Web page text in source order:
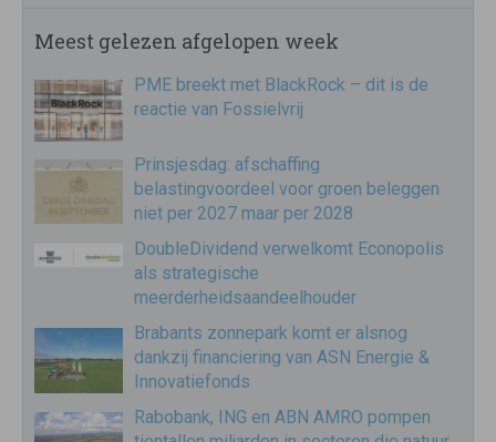
Meest gelezen afgelopen week
PME breekt met BlackRock – dit is de
reactie van Fossielvrij
Prinsjesdag: afschaffing
belastingvoordeel voor groen beleggen
niet per 2027 maar per 2028
DoubleDividend verwelkomt Econopolis
als strategische
meerderheidsaandeelhouder
Brabants zonnepark komt er alsnog
dankzij financiering van ASN Energie &
Innovatiefonds
Rabobank, ING en ABN AMRO pompen